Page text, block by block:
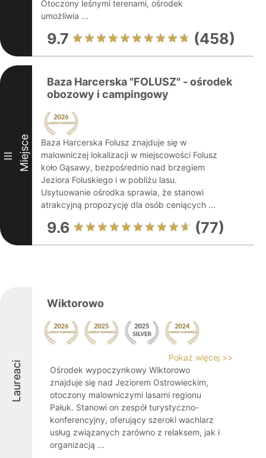
Otoczony leśnymi terenami, ośrodek
umożliwia ...
9.7 (458)
III Miejsce
Baza Harcerska "FOLUSZ" - ośrodek
obozowy i campingowy
Baza Harcerska Folusz znajduje się w
malowniczej lokalizacji w miejscowości Folusz
koło Gąsawy, bezpośrednio nad brzegiem
Jeziora Foluskiego i w pobliżu lasu.
Usytuowanie ośrodka sprawia, że stanowi
atrakcyjną propozycję dla osób ceniących ...
9.6 (77)
Laureaci
Wiktorowo
Pokaż więcej >>
Ośrodek wypoczynkowy Wiktorowo
znajduje się nad Jeziorem Ostrowieckim,
otoczony malowniczymi lasami regionu
Pałuk. Stanowi on zespół turystyczno-
konferencyjny, oferujący szeroki wachlarz
usług związanych zarówno z relaksem, jak i
organizacją ...